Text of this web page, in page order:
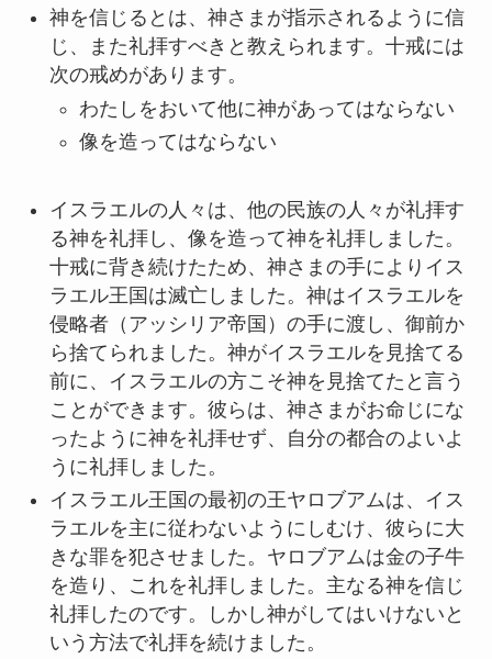
神を信じるとは、神さまが指示されるように信
じ、また礼拝すべきと教えられます。十戒には
次の戒めがあります。
わたしをおいて他に神があってはならない
像を造ってはならない
イスラエルの人々は、他の民族の人々が礼拝す
る神を礼拝し、像を造って神を礼拝しました。
十戒に背き続けたため、神さまの手によりイス
ラエル王国は滅亡しました。神はイスラエルを
侵略者（アッシリア帝国）の手に渡し、御前か
ら捨てられました。神がイスラエルを見捨てる
前に、イスラエルの方こそ神を見捨てたと言う
ことができます。彼らは、神さまがお命じにな
ったように神を礼拝せず、自分の都合のよいよ
うに礼拝しました。
イスラエル王国の最初の王ヤロブアムは、イス
ラエルを主に従わないようにしむけ、彼らに大
きな罪を犯させました。ヤロブアムは金の子牛
を造り、これを礼拝しました。主なる神を信じ
礼拝したのです。しかし神がしてはいけないと
いう方法で礼拝を続けました。